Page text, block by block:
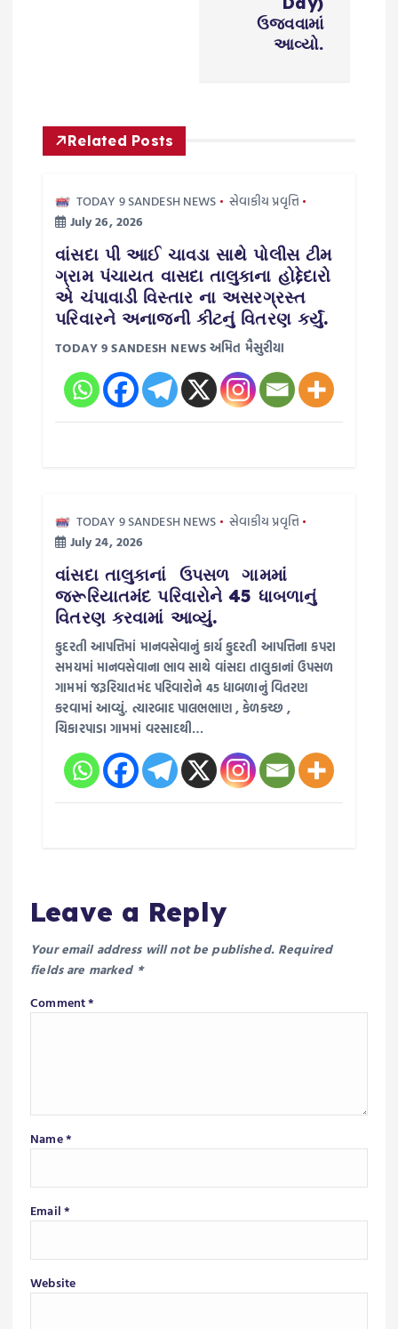
g
ઉજવવામાં
આવ્યો.
Related Posts
TODAY 9 SANDESH NEWS
સેવાકીય પ્રવૃત્તિ
July 26, 2026
વાંસદા પી આઈ ચાવડા સાથે પોલીસ ટીમ
ગ્રામ પંચાયત વાસદા તાલુકાના હોદ્દેદારો
એ ચંપાવાડી વિસ્તાર ના અસરગ્રસ્ત
પરિવારને અનાજની કીટનું વિતરણ કર્યું.
TODAY 9 SANDESH NEWS અમિત મૈસુરીયા
TODAY 9 SANDESH NEWS
સેવાકીય પ્રવૃત્તિ
July 24, 2026
વાંસદા તાલુકાનાં ઉપસળ ગામમાં
જરૂરિયાતમંદ પરિવારોને 45 ધાબળાનું
વિતરણ કરવામાં આવ્યું.
કુદરતી આપત્તિમાં માનવસેવાનું કાર્ય કુદરતી આપત્તિના કપરા
સમયમાં માનવસેવાના ભાવ સાથે વાંસદા તાલુકાનાં ઉપસળ
ગામમાં જરૂરિયાતમંદ પરિવારોને 45 ધાબળાનું વિતરણ
કરવામાં આવ્યું. ત્યારબાદ પાલભભાણ , કેળકચ્છ ,
ચિકારપાડા ગામમાં વરસાદથી…
Leave a Reply
Your email address will not be published. Required
fields are marked *
Comment*
Name*
Email*
Website